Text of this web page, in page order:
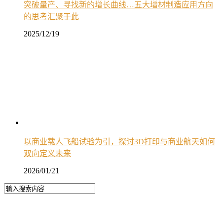
突破量产、寻找新的增长曲线…五大增材制造应用方向
的思考汇聚于此
2025/12/19
以商业载人飞船试验为引，探讨3D打印与商业航天如何
双向定义未来
2026/01/21